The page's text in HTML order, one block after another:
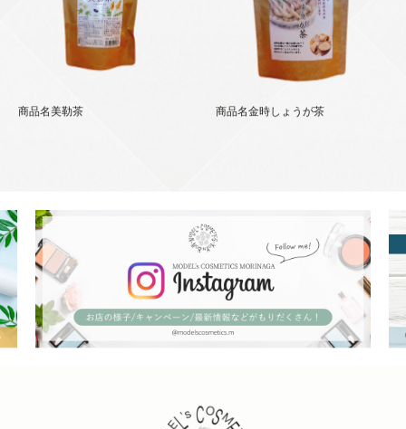
商品名美勒茶 商品名金時しょうが茶